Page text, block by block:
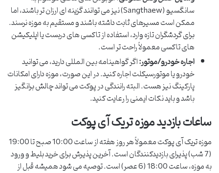
سانگسیو (Sangthaew) نیز می توانند گزینه ای ارزان تر باشند، اما
ممکن است مسیرهای ثابت داشته باشند و مستقیم به موزه نرسند.
برای گردشگران تازه وارد، استفاده از تاکسی های دربست یا اپلیکیشن
های تاکسی معمولاً راحت تر است.
اجاره خودرو/موتور:اگر گواهینامه بین المللی دارید، می توانید
خودرو یا موتورسیکلت اجاره کنید. در این صورت، موزه دارای امکانات
پارکینگ نیز هست. البته رانندگی در پوکت می تواند چالش برانگیز
باشد و باید نکات ایمنی را رعایت کنید.
ساعات بازدید موزه تریک آی پوکت
موزه تریک آی پوکت معمولاً هر روز هفته از ساعت 10:00 صبح تا 19:00
(7 شب) پذیرای بازدیدکنندگان است. آخرین پذیرش برای خرید بلیط و ورود
به موزه، ساعت 18:00 (6 عصر) است. توصیه می شود همیشه قبل از